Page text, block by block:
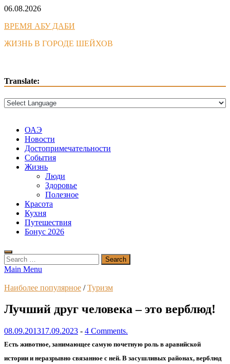
Skip
content
06.08.2026
ВРЕМЯ АБУ ДАБИ
ЖИЗНЬ В ГОРОДЕ ШЕЙХОВ
Translate:
ОАЭ
Новости
Достопримечательности
События
Жизнь
Люди
Здоровье
Полезное
Красота
Кухня
Путешествия
Бонус 2026
Search
for:
Main Menu
Наиболее популярное /Туризм
Лучший друг человека – это верблюд!
08.09.201317.09.2023 - 4 Comments.
Есть животное, занимающее cамую почетную роль в аравийской
истории и неразрывно связанное с ней. В засушливых районах, верблюд